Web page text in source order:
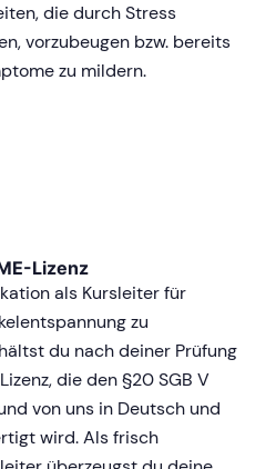
die durch Stress
vorzubeugen bzw. bereits
zu mildern.
Lizenz
als Kursleiter für
zu
du nach deiner Prüfung
die den §20 SGB V
von uns in Deutsch und
wird. Als frisch